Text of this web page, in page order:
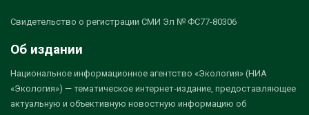
Свидетельство о регистрации СМИ Эл № ФС77-80306
Об издании
Национальное информационное агентство «Экология» (НИА
«Экология») — тематическое интернет-издание, предоставляющее
актуальную и объективную новостную информацию об